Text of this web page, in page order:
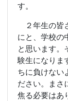
す。
２年生の皆
にと、学校の
と思います。
験生になりま
ちに負けない
ださい。まさ
焦る必要はあ